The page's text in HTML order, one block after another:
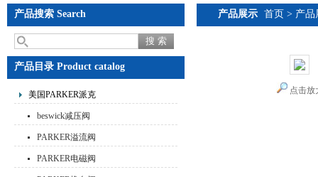
产品搜索 Search
产品目录 Product catalog
美国PARKER派克
beswick减压阀
PARKER溢流阀
PARKER电磁阀
产品展示 首页 > 产品
点击放